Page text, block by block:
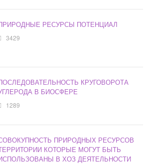
РЕСУРСЫ ПОТЕНЦИАЛ
3429
КРУГОВОРОТА
В БИОСФЕРЕ
1289
ПРИРОДНЫХ РЕСУРСОВ
КОТОРЫЕ МОГУТ БЫТЬ
В ХОЗ ДЕЯТЕЛЬНОСТИ